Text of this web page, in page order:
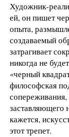
Художник-
ей, он пишет
опыта,
создаваемый
затрагивает
никогда не
«черный
философская
заставляющего
кажется,
этот трепет.